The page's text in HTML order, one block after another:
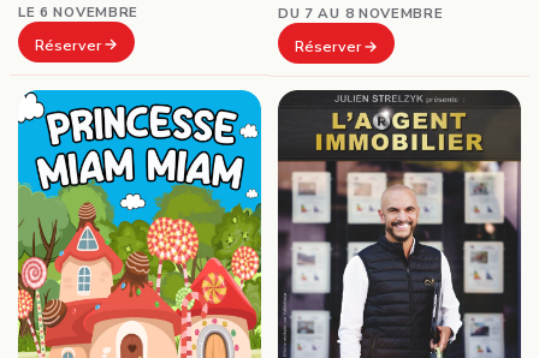
LE 6 NOVEMBRE
Réserver
DU 7 AU 8 NOVEMBRE
Réserver